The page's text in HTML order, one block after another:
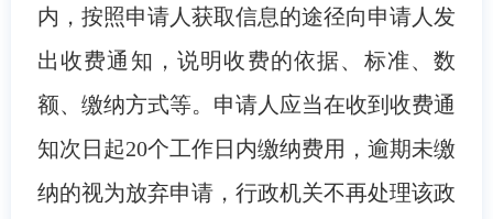
内，按照申请人获取信息的途径向申请人发
出收费通知，说明收费的依据、标准、数
额、缴纳方式等。申请人应当在收到收费通
知次日起20个工作日内缴纳费用，逾期未缴
纳的视为放弃申请，行政机关不再处理该政